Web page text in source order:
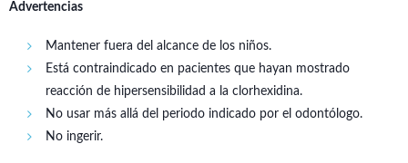
Advertencias
Mantener fuera del alcance de los niños.
Está contraindicado en pacientes que hayan mostrado
reacción de hipersensibilidad a la clorhexidina.
No usar más allá del periodo indicado por el odontólogo.
No ingerir.